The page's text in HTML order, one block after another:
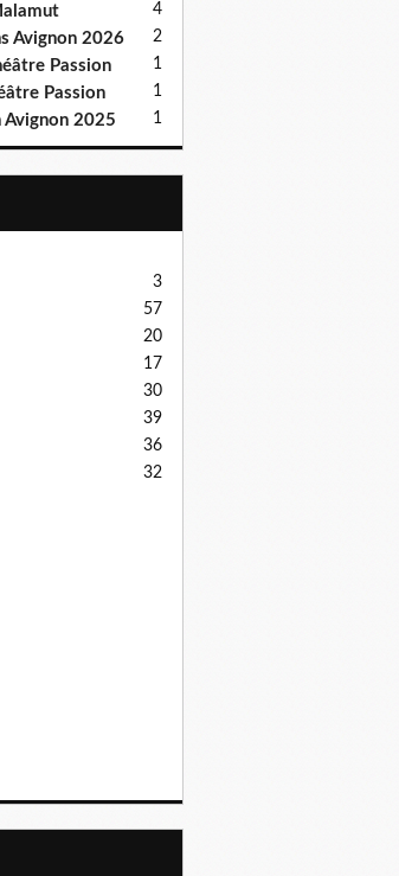
4
Avignon 2026 2
Passion 1
Passion 1
Avignon 2025 1
3
57
20
17
30
39
36
32